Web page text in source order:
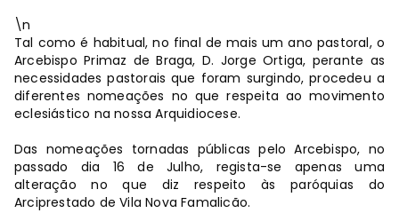
\n
Tal como é habitual, no final de mais um ano pastoral, o
Arcebispo Primaz de Braga, D. Jorge Ortiga, perante as
necessidades pastorais que foram surgindo, procedeu a
diferentes nomeações no que respeita ao movimento
eclesiástico na nossa Arquidiocese.
Das nomeações tornadas públicas pelo Arcebispo, no
passado dia 16 de Julho, regista-se apenas uma
alteração no que diz respeito às paróquias do
Arciprestado de Vila Nova Famalicão.